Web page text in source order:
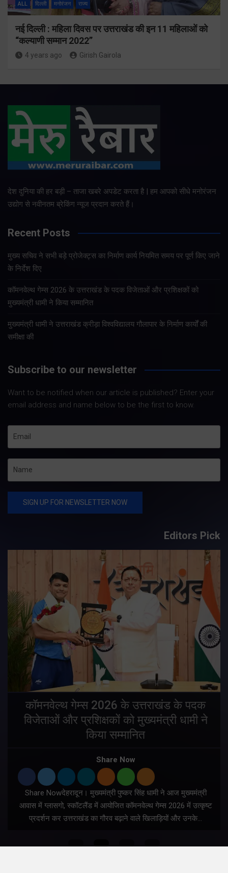
ALL दिल्ली मनोरंजन राज्य
नई दिल्ली : महिला दिवस पर उत्तराखंड की इन 11 महिलाओं को
“कल्याणी सम्मान 2022”
4 years ago Girish Gairola
देश दुनिया की हर बड़ी – ताजा खबरे अपडेट करता है | हम आपको सीधे मनोरंजन
उद्योग से नवीनतम ब्रेकिंग न्यूज प्रदान करते हैं।
Recent Posts
मुख्य सचिव ने सभी बड़े प्रोजेक्ट्स का निर्माण कार्य नियमित समय पर पूर्ण किए जाने
के निर्देश दिए
कॉमनवेल्थ गेम्स 2026 के उत्तराखंड के पदक विजेताओं और प्रशिक्षकों को
मुख्यमंत्री धामी ने किया सम्मानित
मुख्यमंत्री धामी ने उत्तराखंड क्रीड़ा विश्वविद्यालय गौलापार के निर्माण कार्यों की
समीक्षा की
Subscribe to our newsletter
Want to be notified when our article is published? Enter your
email address and name below to be the first to know.
Editors Pick
कॉमनवेल्थ गेम्स 2026 के उत्तराखंड के पदक
विजेताओं और प्रशिक्षकों को मुख्यमंत्री धामी ने
किया सम्मानित
Share Now
Share Nowदेहरादून। मुख्यमंत्री पुष्कर सिंह धामी ने आज मुख्यमंत्री
आवास में ग्लासगो, स्कॉटलैंड में आयोजित कॉमनवेल्थ गेम्स 2026 में उत्कृष्ट
प्रदर्शन कर उत्तराखंड का गौरव बढ़ाने वाले खिलाड़ियों और उनके…